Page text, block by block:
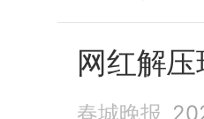
网红解
春城晚报